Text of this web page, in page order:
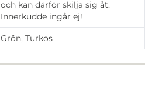
och kan därför skilja sig åt.
Innerkudde ingår ej!
Grön, Turkos